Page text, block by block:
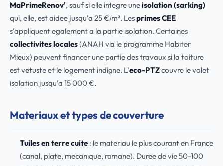
MaPrimeRenov', sauf si elle integre uneisolation (sarking)
qui, elle, est aidee jusqu'a 25 €/m². Lesprimes CEE
s'appliquent egalement a la partie isolation. Certaines
collectivites locales(ANAH via le programme Habiter
Mieux) peuvent financer une partie des travaux si la toiture
est vetuste et le logement indigne. L'eco-PTZcouvre le volet
isolation jusqu'a 15 000 €.
Materiaux et types de couverture
Tuiles en terre cuite: le materiau le plus courant en France
(canal, plate, mecanique, romane). Duree de vie 50-100